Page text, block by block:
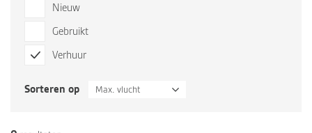
Nieuw
Gebruikt
Verhuur
Sorteren op Max. vlucht